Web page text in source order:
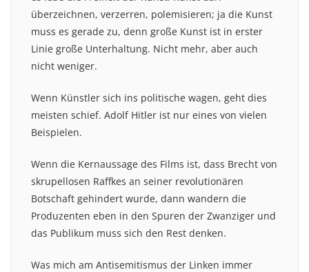
überzeichnen, verzerren, polemisieren; ja die Kunst
muss es gerade zu, denn große Kunst ist in erster
Linie große Unterhaltung. Nicht mehr, aber auch
nicht weniger.
Wenn Künstler sich ins politische wagen, geht dies
meisten schief. Adolf Hitler ist nur eines von vielen
Beispielen.
Wenn die Kernaussage des Films ist, dass Brecht von
skrupellosen Raffkes an seiner revolutionären
Botschaft gehindert wurde, dann wandern die
Produzenten eben in den Spuren der Zwanziger und
das Publikum muss sich den Rest denken.
Was mich am Antisemitismus der Linken immer